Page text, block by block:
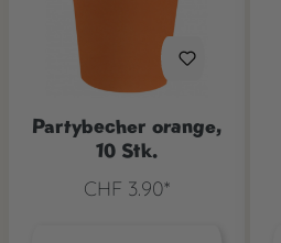
Partybecher orange,
10 Stk.
CHF 3.90*